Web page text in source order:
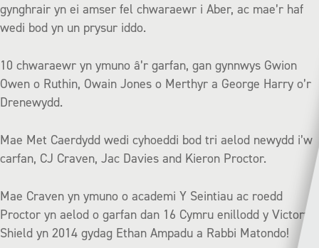
gynghrair yn ei amser fel chwaraewr i Aber, ac mae’r haf
wedi bod yn un prysur iddo.
10 chwaraewr yn ymuno â’r garfan, gan gynnwys Gwion
Owen o Ruthin, Owain Jones o Merthyr a George Harry o’r
Drenewydd.
Mae Met Caerdydd wedi cyhoeddi bod tri aelod newydd i’w
carfan, CJ Craven, Jac Davies and Kieron Proctor.
Mae Craven yn ymuno o academi Y Seintiau ac roedd
Proctor yn aelod o garfan dan 16 Cymru enillodd y Victory
Shield yn 2014 gydag Ethan Ampadu a Rabbi Matondo!